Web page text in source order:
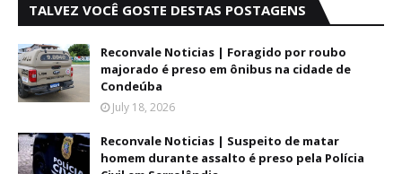
TALVEZ VOCÊ GOSTE DESTAS POSTAGENS
Reconvale Noticias | Foragido por roubo
majorado é preso em ônibus na cidade de
Condeúba
July 18, 2026
Reconvale Noticias | Suspeito de matar
homem durante assalto é preso pela Polícia